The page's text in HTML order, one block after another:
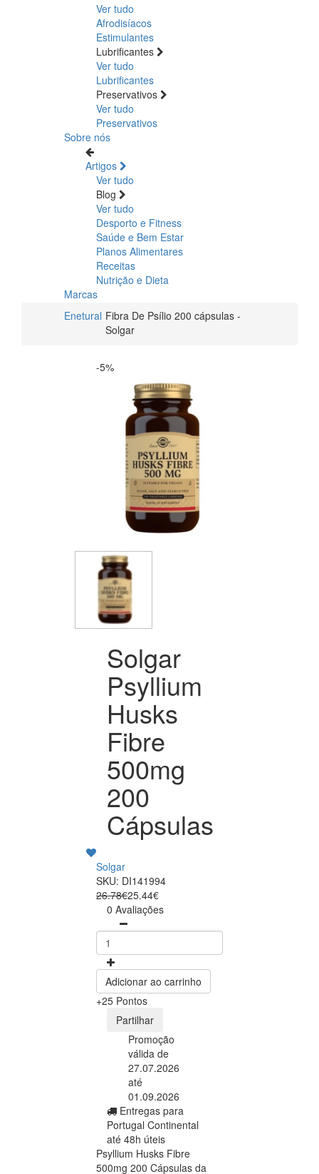
Ver tudo
Afrodisíacos
Estimulantes
Lubrificantes
Ver tudo
Lubrificantes
Preservativos
Ver tudo
Preservativos
Sobre nós
Artigos
Ver tudo
Blog
Ver tudo
Desporto e Fitness
Saúde e Bem Estar
Planos Alimentares
Receitas
Nutrição e Dieta
Marcas
Enetural Fibra De Psílio 200 cápsulas -
Solgar
-5%
Solgar
Psyllium
Husks
Fibre
500mg
200
Cápsulas
Solgar
SKU: DI141994
26.78€25.44€
0 Avaliações
Adicionar ao carrinho
+25 Pontos
Partilhar
Promoção
válida de
27.07.2026
até
01.09.2026
Entregas para
Portugal Continental
até 48h úteis
Psyllium Husks Fibre
500mg 200 Cápsulas da